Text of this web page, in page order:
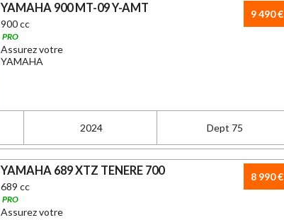
9 490 €
YAMAHA 900 MT-09 Y-AMT
900 cc
PRO
Assurez votre
YAMAHA
2024 Dept 75
8 990 €
YAMAHA 689 XTZ TENERE 700
689 cc
PRO
Assurez votre